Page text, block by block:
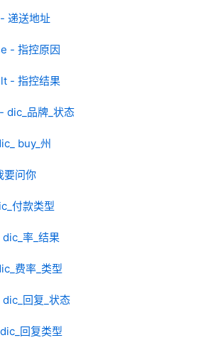
递送地址
- 指控原因
- 指控结果
dic_品牌_状态
buy_州
要问你
付款类型
率_结果
费率_类型
回复_状态
回复类型